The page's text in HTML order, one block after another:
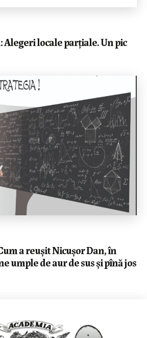
locale parțiale. Un pic
a reușit Nicușor Dan, în
umple de aur de sus și pînă jos